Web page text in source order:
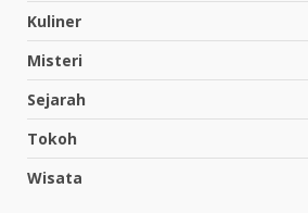
Kuliner
Misteri
Sejarah
Tokoh
Wisata